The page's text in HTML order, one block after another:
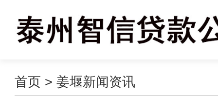
首页 > 姜堰新闻资讯